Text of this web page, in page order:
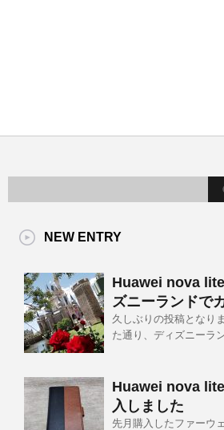
NEW ENTRY
Huawei nova
ズニーランドで
久しぶりの投稿となり
た通り、ディズニーラ
Huawei nova
入しました
先月購入したファーウ